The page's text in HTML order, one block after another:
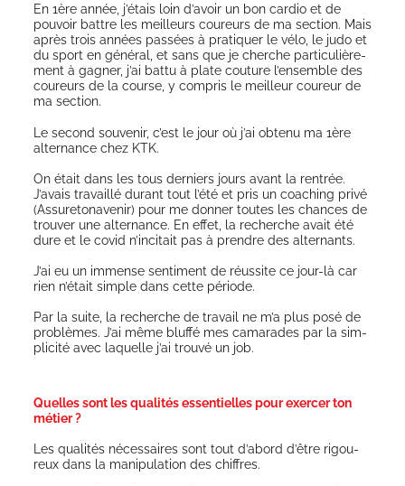
En 1ère année, j’étais loin d’avoir un bon car­dio et de
pou­voir battre les meilleurs cou­reurs de ma sec­tion. Mais
après trois années pas­sées à pra­ti­quer le vélo, le judo et
du sport en géné­ral, et sans que je cherche par­ti­cu­liè­re­
ment à gagner, j’ai bat­tu à plate cou­ture l’ensemble des
cou­reurs de la course, y com­pris le meilleur cou­reur de
ma section.
Le second sou­ve­nir, c’est le jour où j’ai obte­nu ma 1ère
alter­nance chez KTK.
On était dans les tous der­niers jours avant la ren­trée.
J’avais tra­vaillé durant tout l’été et pris un coa­ching pri­vé
(Assu­re­to­na­ve­nir) pour me don­ner toutes les chances de
trou­ver une alter­nance. En effet, la recherche avait été
dure et le covid n’incitait pas à prendre des alternants.
J’ai eu un immense sen­ti­ment de réus­site ce jour-là car
rien n’était simple dans cette période.
Par la suite, la recherche de tra­vail ne m’a plus posé de
pro­blèmes. J’ai même bluf­fé mes cama­rades par la sim­
pli­ci­té avec laquelle j’ai trou­vé un job.
Quelles sont les qualités essentielles pour exercer ton
métier ?
Les qua­li­tés néces­saires sont tout d’abord d’être rigou­
reux dans la mani­pu­la­tion des chiffres.